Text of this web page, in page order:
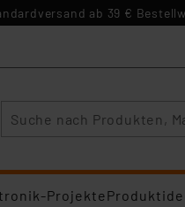
ab 39 €
Projekte